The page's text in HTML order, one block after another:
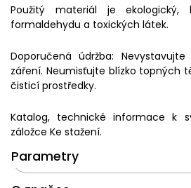
Použitý materiál je ekologický,
formaldehydu a toxických látek.
Doporučená údržba:
záření. Neumisťujte blízko topných
čisticí prostředky.
Katalog, technické informace k
záložce Ke stažení.
Parametry